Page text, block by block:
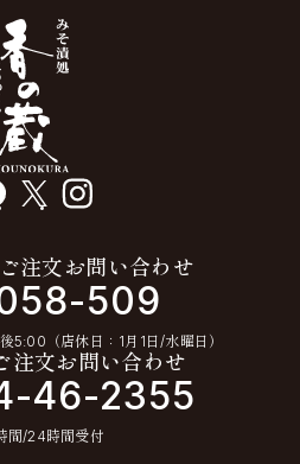
instagram
注文お問い合わせ
509
5:00（店休日：1月1日/水曜日）
文お問い合わせ
46-2355
間/24時間受付